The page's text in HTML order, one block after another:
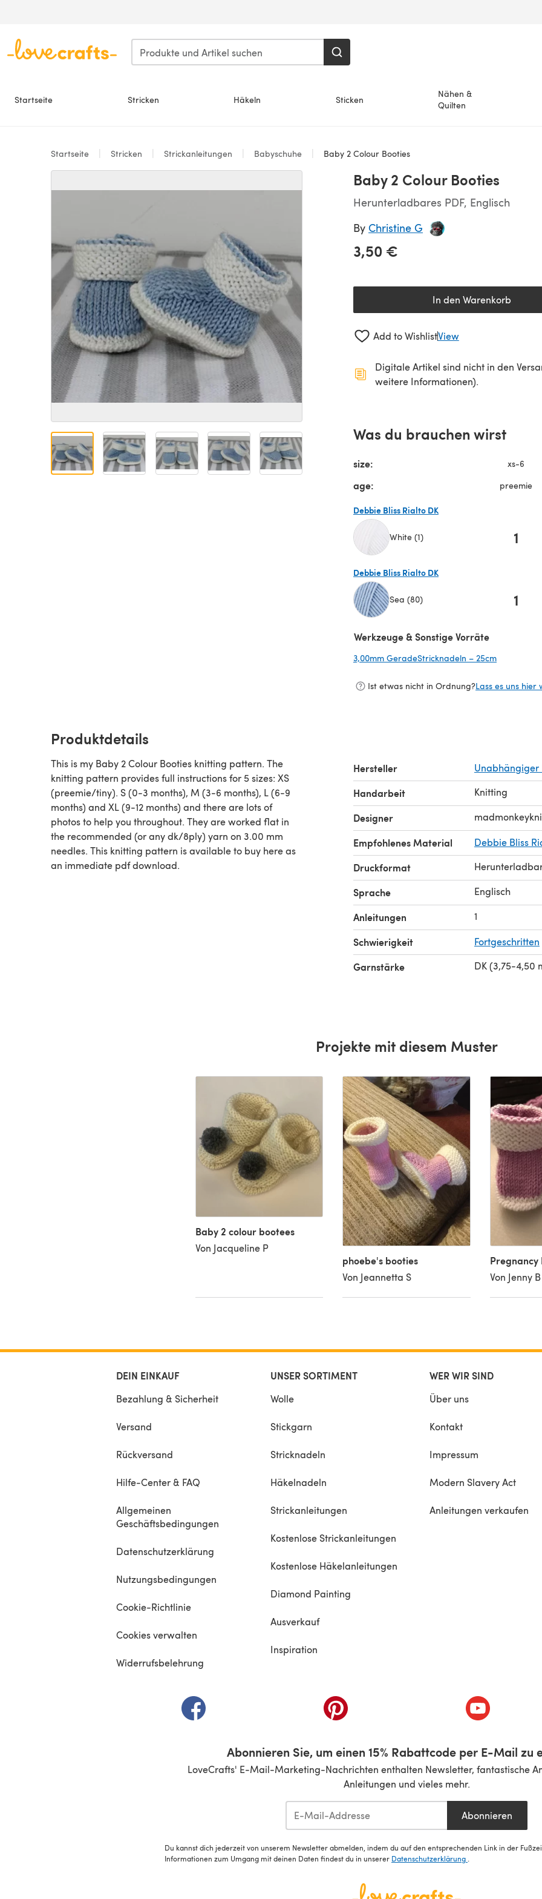
Startseite Stricken Häkeln Sticken
Nähen &
Quilten
Startseite Stricken Strickanleitungen Babyschuhe Baby 2 Colour Booties
Baby 2 Colour Booties
Herunterladbares PDF, Englisch
By Christine G
3,50 €
In den Warenkorb
Add to WishlistView
Digitale Artikel sind nicht in den
weitere Informationen).
Was du brauchen wirst
size: xs-6
age: preemie
Debbie Bliss Rialto DK
White (1) 1
Debbie Bliss Rialto DK
Sea (80) 1
Werkzeuge & Sonstige Vorräte
3,00mm GeradeStricknadeln – 25cm
Ist etwas nicht in Ordnung?Lass es uns hier
Produktdetails
This is my Baby 2 Colour Booties knitting pattern. The
knitting pattern provides full instructions for 5 sizes: XS
(preemie/tiny). S (0-3 months), M (3-6 months), L (6-9
months) and XL (9-12 months) and there are lots of
photos to help you throughout. They are worked flat in
the recommended (or any dk/8ply) yarn on 3.00 mm
needles. This knitting pattern is available to buy here as
an immediate pdf download.
Hersteller Unabhängiger
Handarbeit Knitting
Designer
Empfohlenes Material Debbie Bliss
Druckformat
Sprache Englisch
Anleitungen 1
Schwierigkeit Fortgeschritten
Garnstärke DK (3,75-4,50
Projekte mit diesem Muster
Baby 2 colour bootees
Von Jacqueline P
phoebe's booties
Von Jeannetta S
Pregnancy
Von Jenny B
DEIN EINKAUF
Bezahlung & Sicherheit
Versand
Rückversand
Hilfe-Center & FAQ
Allgemeinen
Geschäftsbedingungen
Datenschutzerklärung
Nutzungsbedingungen
Cookie-Richtlinie
Cookies verwalten
Widerrufsbelehrung
UNSER SORTIMENT
Wolle
Stickgarn
Stricknadeln
Häkelnadeln
Strickanleitungen
Kostenlose Strickanleitungen
Kostenlose Häkelanleitungen
Diamond Painting
Ausverkauf
Inspiration
WER WIR SIND
Über uns
Kontakt
Impressum
Modern Slavery Act
Anleitungen verkaufen
(öffnet sich in einem neuen Tab)(öffnet sich in einem neuen Tab)(öffnet sich in
Abonnieren Sie, um einen 15% Rabattcode per E-Mail zu
LoveCrafts' E-Mail-Marketing-Nachrichten enthalten Newsletter, fantastische
Anleitungen und vieles mehr.
Abonnieren
Du kannst dich jederzeit von unserem Newsletter abmelden, indem du auf den entsprechenden Link in der
Informationen zum Umgang mit deinen Daten findest du in unserer Datenschutzerklärung